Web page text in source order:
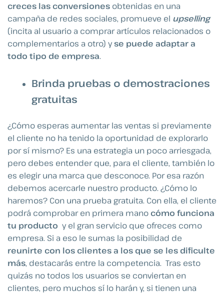
creces las conversiones obtenidas en una
campaña de redes sociales, promueve el upselling
(incita al usuario a comprar artículos relacionados o
complementarios a otro) yse puede adaptar a
todo tipo de empresa.
Brinda pruebas o demostraciones
gratuitas
¿Cómo esperas aumentar las ventas si previamente
el cliente no ha tenido la oportunidad de explorarlo
por sí mismo? Es una estrategia un poco arriesgada,
pero debes entender que, para el cliente, también lo
es elegir una marca que desconoce. Por esa razón
debemos acercarle nuestro producto. ¿Cómo lo
haremos? Con una prueba gratuita. Con ella, el cliente
podrá comprobar en primera mano cómo funciona
tu producto y el gran servicio que ofreces como
empresa. Si a eso le sumas la posibilidad de
reunirte con los clientes a los que se les dificulte
más, destacarás entre la competencia. Tras esto
quizás no todos los usuarios se conviertan en
clientes, pero muchos sí lo harán y, si tienen una